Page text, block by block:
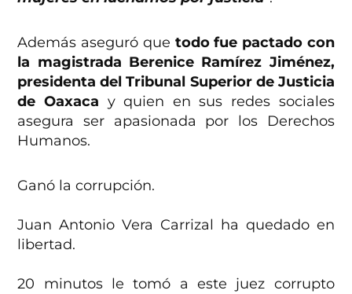
Además aseguró que todo fue pactado con
la magistrada Berenice Ramírez Jiménez,
presidenta del Tribunal Superior de Justicia
de Oaxaca y quien en sus redes sociales
asegura ser apasionada por los Derechos
Humanos.
Ganó la corrupción.
Juan Antonio Vera Carrizal ha quedado en
libertad.
20 minutos le tomó a este juez corrupto